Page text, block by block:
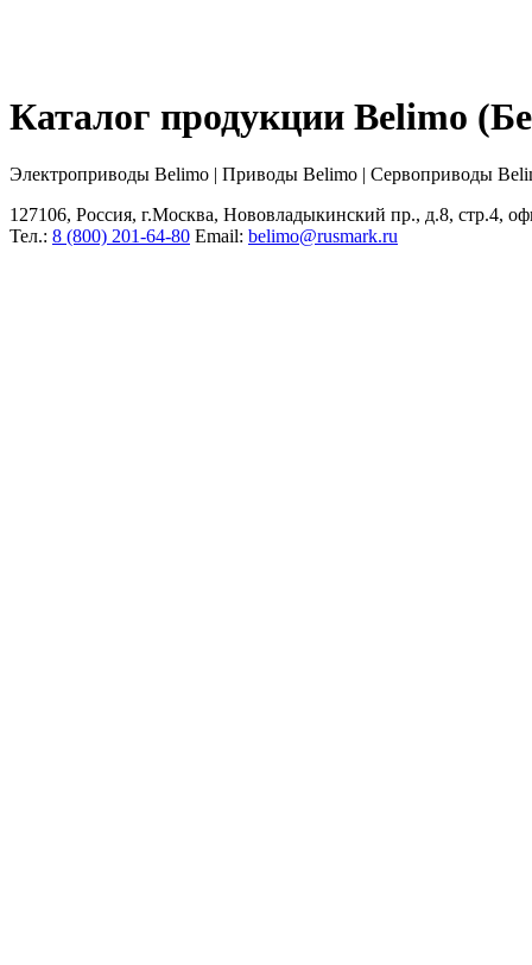
Каталог продукции Belimo
Электроприводы Belimo | Приводы Belimo | Сервоприводы
127106, Россия, г.Москва, Нововладыкинский пр., д.8, стр.4,
Тел.: 8 (800) 201-64-80 Еmail: belimo@rusmark.ru